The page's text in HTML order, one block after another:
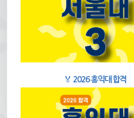
🏅 2026 홍익대 합격